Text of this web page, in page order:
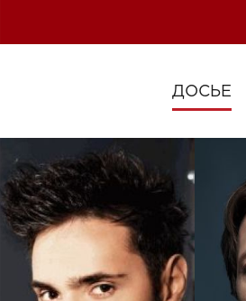
ДОСЬЕ